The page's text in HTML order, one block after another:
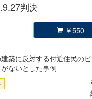
判決
￥550
築に反対する付近住民の
ないとした事例